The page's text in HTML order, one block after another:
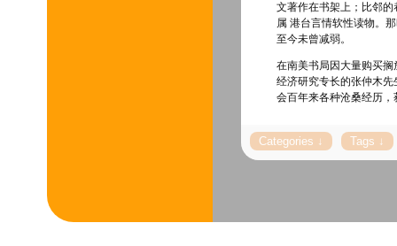
文著作在书架上；比邻
属 港台言情软性读物。
至今未曾减弱。
在南美书局因大量购买
经济研究专长的张仲木
会百年来各种沧桑经历